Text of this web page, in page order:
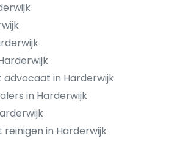
in Harderwijk
in Harderwijk
in Harderwijk